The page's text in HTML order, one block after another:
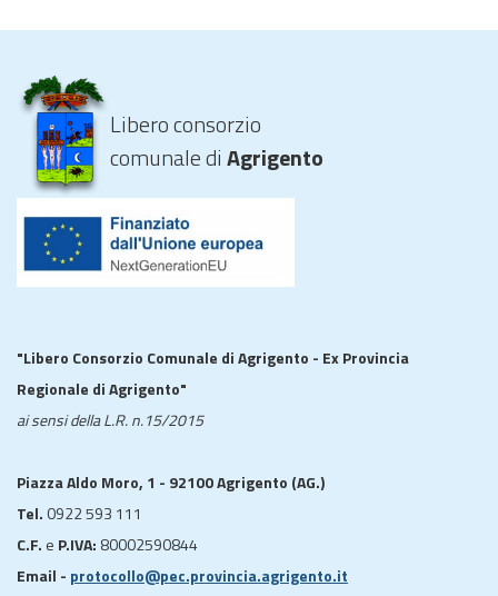
Libero consorzio
comunale diAgrigento
"Libero Consorzio Comunale di Agrigento - Ex Provincia
Regionale di Agrigento"
ai sensi della L.R. n.15/2015
Piazza Aldo Moro, 1 - 92100 Agrigento (AG.)
Tel. 0922 593 111
C.F. e P.IVA: 80002590844
Email - protocollo@pec.provincia.agrigento.it